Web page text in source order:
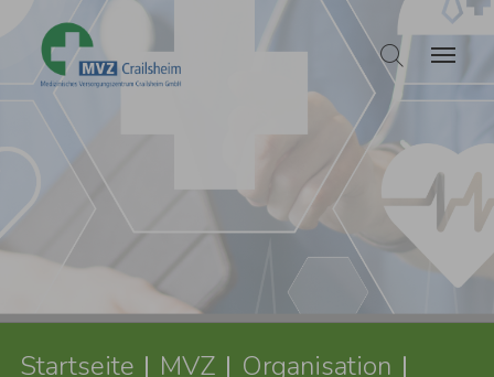
Zum Hauptinhalt springen
Startseite MVZ Organisation